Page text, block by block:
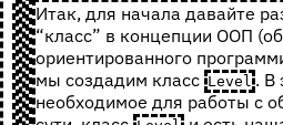
Итак, для начала давайте
“класс” в концепции ООП
ориентированного
мы создадим класс Level . В
необходимое для работы с